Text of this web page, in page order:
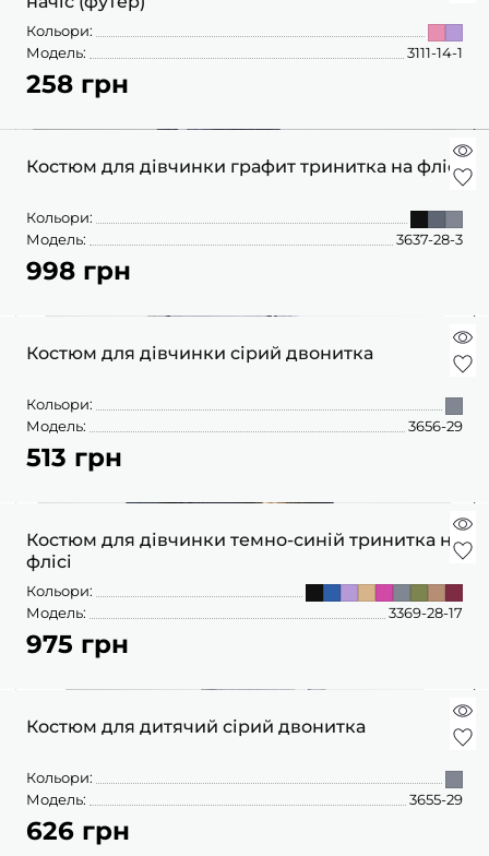
Кольори:
Модель:
3111-14-1
258 грн
Костюм для дівчинки графит тринитка на флісі
Кольори:
Модель:
3637-28-3
998 грн
Костюм для дівчинки сірий двонитка
Кольори:
Модель:
3656-29
513 грн
Костюм для дівчинки темно-синій тринитка на
флісі
Кольори:
Модель:
3369-28-17
975 грн
Костюм для дитячий сірий двонитка
Кольори:
Модель:
3655-29
626 грн